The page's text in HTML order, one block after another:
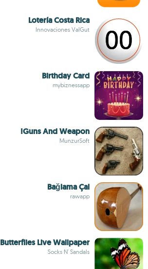
Lotería Costa Rica
Innovaciones ValGut
Birthday Card
mybiznessapp
Guns And Weapon!
MunzurSoft
Bağlama Çal
rawapp
Butterflies Live Wallpaper
Socks N' Sandals